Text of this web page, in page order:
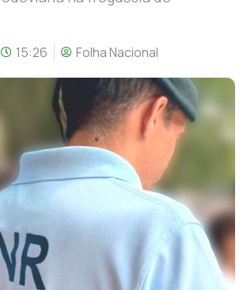
15:26 Folha Nacional